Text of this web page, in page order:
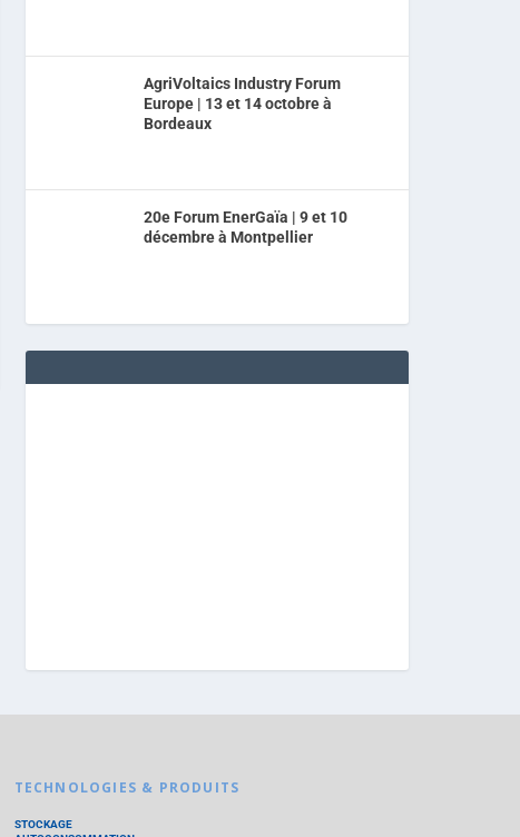
AgriVoltaics Industry Forum
Europe | 13 et 14 octobre à
Bordeaux
20e Forum EnerGaïa | 9 et 10
décembre à Montpellier
TECHNOLOGIES & PRODUITS
STOCKAGE